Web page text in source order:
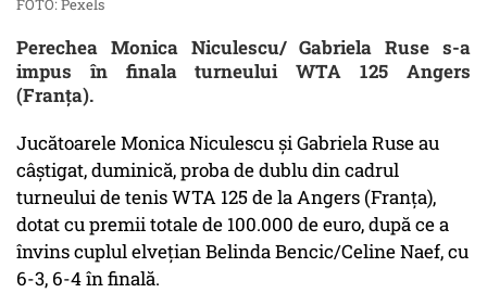
FOTO: Pexels
Perechea Monica Niculescu/ Gabriela Ruse s-a
impus în finala turneului WTA 125 Angers
(Franța).
Jucătoarele Monica Niculescu și Gabriela Ruse au
câștigat, duminică, proba de dublu din cadrul
turneului de tenis WTA 125 de la Angers (Franța),
dotat cu premii totale de 100.000 de euro, după ce a
învins cuplul elvețian Belinda Bencic/Celine Naef, cu
6-3, 6-4 în finală.